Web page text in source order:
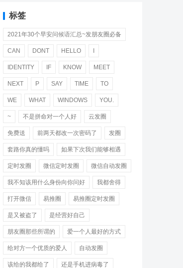
标签
2021年30个早安问候语汇总~发朋友圈必备
CAN DONT HELLO
IDENTITY IF KNOW MEET
NEXT P SAY TIME TO
WE WHAT WINDOWS YOU.
~ 不是拼命对一个人好 云发圈
免费送 前两天都改一次密码了 发圈
套路你真的懂吗 如果下次我们能够相遇
定时发圈 微信定时发圈 微信自动发圈
我不知该用什么身份向你问好 我都舍得
打开微信 易推圈 易推圈定时发圈
是又被盗了 是经营好自己
朋友圈那些所谓的 爱一个人最好的方式
给对方一个优质的爱人 自动发圈
该给的我都给了 还是手机进病毒了